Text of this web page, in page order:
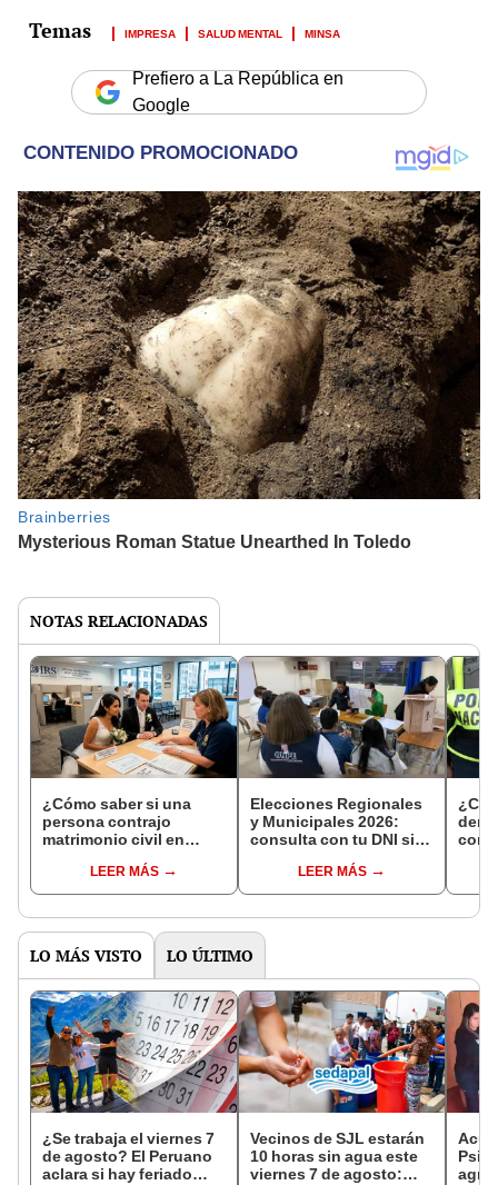
IMPRESA SALUD MENTAL MINSA
Prefiero a La República en
Google
NOTAS RELACIONADAS
¿Cómo saber si una
persona contrajo
matrimonio civil en
LEER MÁS
Elecciones Regionales
y Municipales 2026:
consulta con tu DNI si
de mesa para este 4 de
octubre en el link oficial
LEER MÁS
con
LO MÁS VISTO LO ÚLTIMO
¿Se trabaja el viernes 7
de agosto? El Peruano
aclara si hay feriado
Vecinos de SJL estarán
10 horas sin agua este
viernes 7 de agosto: